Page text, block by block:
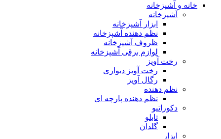
خانه و آشپزخانه
آشپزخانه
ابزار آشپزخانه
نظم دهنده آشپزخانه
ظروف آشپزخانه
لوازم برقی آشپزخانه
رخت آویز
رخت آویز دیواری
رگال آویز
نظم دهنده
نظم دهنده پارچه ای
دکوراتیو
تابلو
گلدان
ابزار